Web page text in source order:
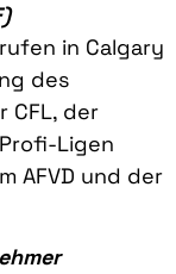
in Calgary
des
CFL, der
Ligen
AFVD und der